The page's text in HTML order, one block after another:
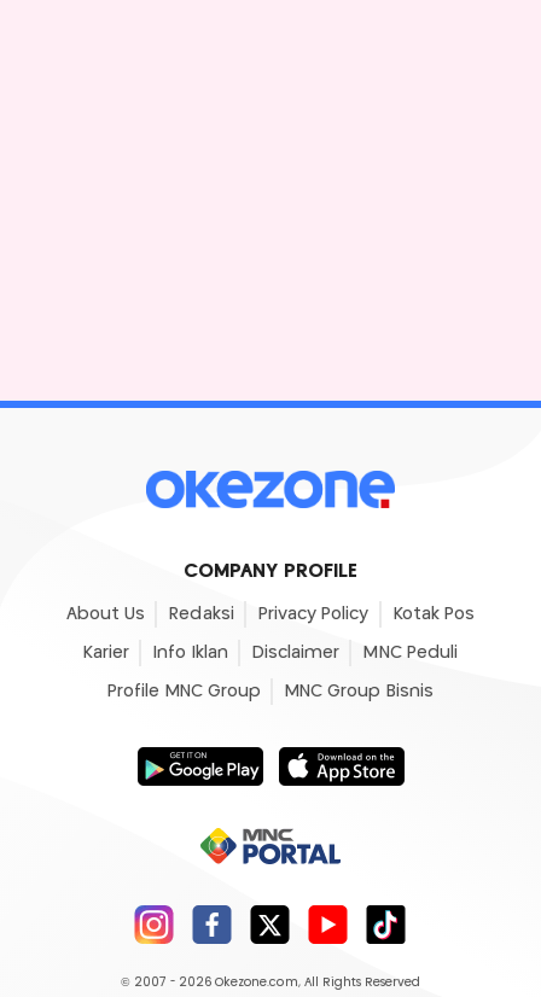
COMPANY PROFILE
About Us Redaksi Privacy Policy Kotak Pos
Karier Info Iklan Disclaimer MNC Peduli
Profile MNC Group MNC Group Bisnis
© 2007 - 2026 Okezone.com, All Rights Reserved